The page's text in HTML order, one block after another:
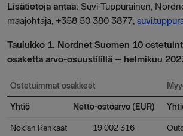
Lisätietoja antaa: Suvi Tuppurainen,
maajohtaja, +358 50 380 3877,
Taulukko 1. Nordnet Suomen 10
osaketta arvo-osuustilillä – helmikuu
Ostetuimmat osakkeet
Yhtiö Netto-ostoarvo (EUR)
Nokian Renkaat 19 002 316